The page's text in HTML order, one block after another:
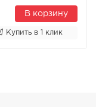
В корзину
Купить в 1 клик